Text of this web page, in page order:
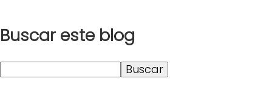
Buscar este blog